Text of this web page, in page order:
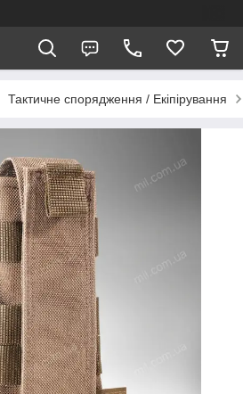
Тактичне спорядження / Екіпірування